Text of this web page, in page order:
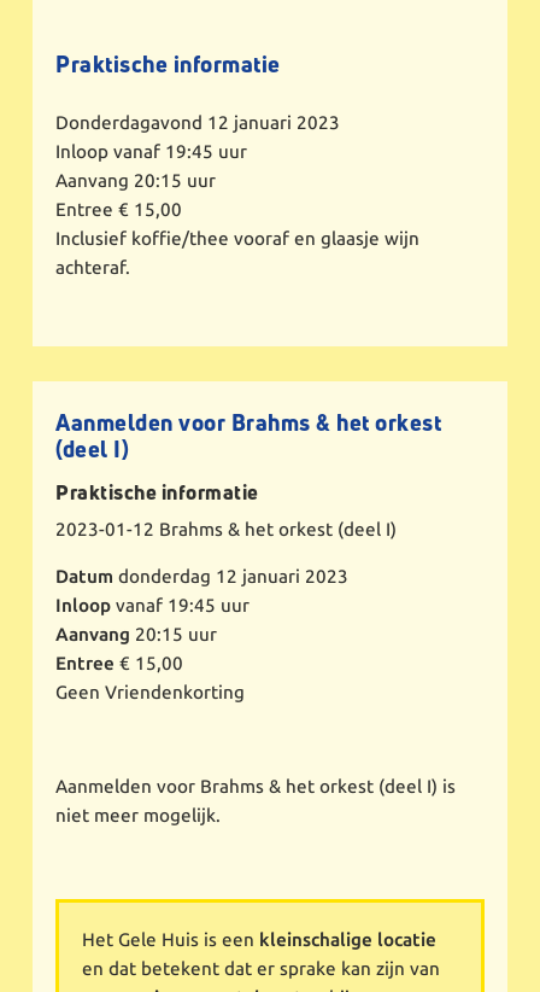
Praktische informatie
Donderdagavond 12 januari 2023
Inloop vanaf 19:45 uur
Aanvang 20:15 uur
Entree € 15,00
Inclusief koffie/thee vooraf en glaasje wijn
achteraf.
Aanmelden voor Brahms & het orkest
(deel I)
Praktische informatie
2023-01-12 Brahms & het orkest (deel I)
Datum donderdag 12 januari 2023
Inloop vanaf 19:45 uur
Aanvang 20:15 uur
Entree € 15,00
Geen Vriendenkorting
Aanmelden voor Brahms & het orkest (deel I) is
niet meer mogelijk.
Het Gele Huis is een kleinschalige locatie
en dat betekent dat er sprake kan zijn van